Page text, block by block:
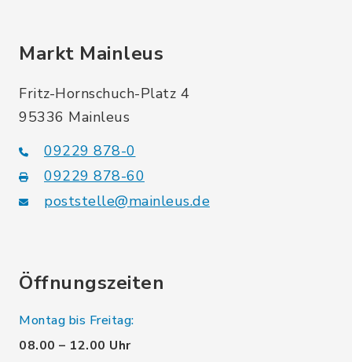
Markt Mainleus
Fritz-Hornschuch-Platz 4
95336 Mainleus
09229 878-0
09229 878-60
poststelle@mainleus.de
Öffnungszeiten
Montag bis Freitag:
08.00 – 12.00 Uhr